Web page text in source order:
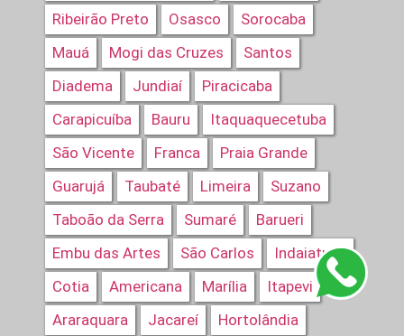
Ribeirão Preto
Osasco
Sorocaba
Mauá
Mogi das Cruzes
Santos
Diadema
Jundiaí
Piracicaba
Carapicuíba
Bauru
Itaquaquecetuba
São Vicente
Franca
Praia Grande
Guarujá
Taubaté Limeira
Suzano
Taboão da Serra
Sumaré
Barueri
Embu das Artes
São Carlos
Indaiatuba
Cotia
Americana Marília
Itapevi
Araraquara
Jacareí Hortolândia